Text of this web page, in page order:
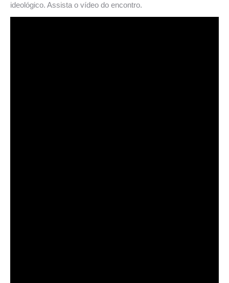
ideológico. Assista o vídeo do encontro.